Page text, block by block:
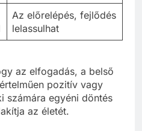
Az előrelépés, fejlődés
lelassulhat
az elfogadás, a belső
pozitív vagy
számára egyéni döntés
az életét.